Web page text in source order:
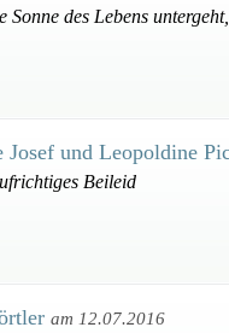
Sonne des Lebens
Josef und Leopoldine
Beileid
am 12.07.2016